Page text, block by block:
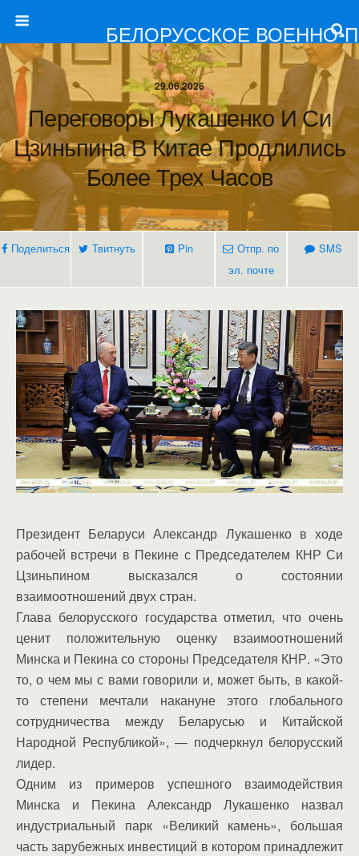
БЕЛОРУССКОЕ ВОЕННО-
29.06.2026
Переговоры Лукашенко И Си
Цзиньпина В Китае Продлились
Более Трех Часов
Поделиться Твитнуть Pin
Отпр. по
эл. почте
SMS
Президент Беларуси Александр Лукашенко в ходе
рабочей встречи в Пекине с Председателем КНР Си
Цзиньпином высказался о состоянии
взаимоотношений двух стран.
Глава белорусского государства отметил, что очень
ценит положительную оценку взаимоотношений
Минска и Пекина со стороны Председателя КНР. «Это
то, о чем мы с вами говорили и, может быть, в какой-
то степени мечтали накануне этого глобального
сотрудничества между Беларусью и Китайской
Народной Республикой», — подчеркнул белорусский
лидер.
Одним из примеров успешного взаимодействия
Минска и Пекина Александр Лукашенко назвал
индустриальный парк «Великий камень», большая
часть зарубежных инвестиций в котором принадлежит